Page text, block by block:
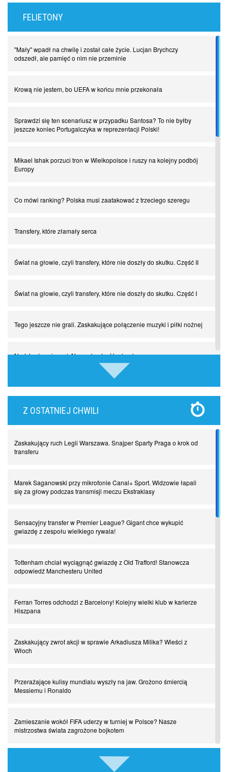
FELIETONY
"Mały" wpadł na chwilę i został całe życie. Lucjan Brychczy
odszedł, ale pamięć o nim nie przeminie
Krową nie jestem, bo UEFA w końcu mnie przekonała
Sprawdzi się ten scenariusz w przypadku Santosa? To nie byłby
jeszcze koniec Portugalczyka w reprezentacji Polski!
Mikael Ishak porzuci tron w Wielkopolsce i ruszy na kolejny podbój
Europy
Co mówi ranking? Polska musi zaatakować z trzeciego szeregu
Transfery, które złamały serca
Świat na głowie, czyli transfery, które nie doszły do skutku. Część II
Świat na głowie, czyli transfery, które nie doszły do skutku. Część I
Tego jeszcze nie grali. Zaskakujące połączenie muzyki i piłki nożnej
Nadchodzą giganci. Nunez kontra Haaland
Lewandowski kontra Bayern. Czy wilk będzie syty, a owca cała?
Piłkarz z numerem 47. Phil Foden i inne przypadki
Spadkowicze z Serie A. Komu powiemy ciao?
Powrót do Ekstraklasy. Kolejny sen Miedzi Legnica
Chłopak z pizzerii. Kim był zmarły Mino Raiola?
drużynę?
Pocztówki z ćwierćfinałów. Liga Mistrzów wkracza w decydującą
Z OSTATNIEJ CHWILI
Zaskakujący ruch Legii Warszawa. Snajper Sparty Praga o krok od
transferu
Marek Saganowski przy mikrofonie Canal+ Sport. Widzowie łapali
się za głowy podczas transmisji meczu Ekstraklasy
Sensacyjny transfer w Premier League? Gigant chce wykupić
gwiazdę z zespołu wielkiego rywala!
Tottenham chciał wyciągnąć gwiazdę z Old Trafford! Stanowcza
odpowiedź Manchesteru United
Ferran Torres odchodzi z Barcelony! Kolejny wielki klub w karierze
Hiszpana
Zaskakujący zwrot akcji w sprawie Arkadiusza Milika? Wieści z
Włoch
Przerażające kulisy mundialu wyszły na jaw. Grożono śmiercią
Messiemu i Ronaldo
Zamieszanie wokół FIFA uderzy w turniej w Polsce? Nasze
mistrzostwa świata zagrożone bojkotem
Szykuje się wielki transfer z udziałem Romelu Lukaku! Turecki